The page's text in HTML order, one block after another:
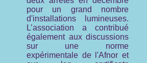
pour un grand nombre
d'installations lumineuses.
L’association a contribué
également aux discussions
sur une norme
expérimentale de l'Afnor et